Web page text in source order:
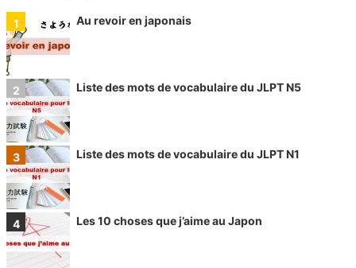
Au revoir en japonais
Liste des mots de vocabulaire du JLPT N5
Liste des mots de vocabulaire du JLPT N1
Les 10 choses que j’aime au Japon